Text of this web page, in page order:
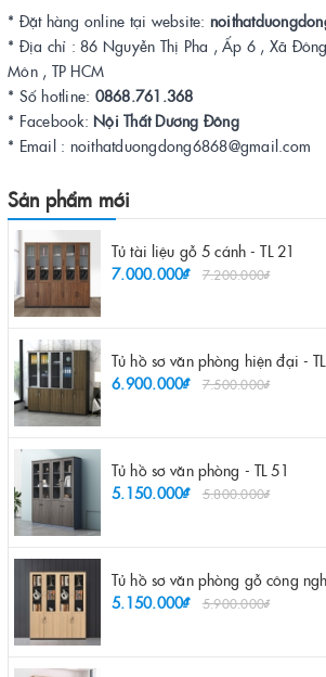
* Đặt hàng online tại website:
* Địa chỉ : 86 Nguyễn Thị Pha , Ấp 6 , Xã
Môn , TP HCM
* Số hotline: 0868.761.368
* Facebook: Nội Thất Dương Đông
* Email : noithatduongdong6868@gmail.com
Sản phẩm mới
Tủ tài liệu gỗ 5 cánh - TL 21
7.000.000₫
7.200.000₫
Tủ hồ sơ văn phòng hiện đại -
6.900.000₫
7.500.000₫
Tủ hồ sơ văn phòng - TL 51
5.150.000₫
5.800.000₫
Tủ hồ sơ văn phòng gỗ công
5.150.000₫
5.900.000₫